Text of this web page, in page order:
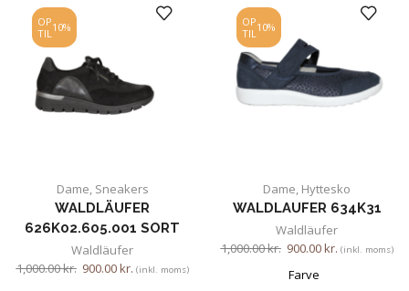
OP
TIL 10%
Dame, Sneakers
WALDLÄUFER
626K02.605.001 SORT
Waldläufer
1,000.00kr. 900.00kr. (inkl. moms)
OP
TIL 10%
Dame, Hyttesko
WALDLAUFER 634K31
Waldläufer
1,000.00kr. 900.00kr. (inkl. moms)
Farve